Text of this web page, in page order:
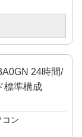
24時間/
標準構成
コン